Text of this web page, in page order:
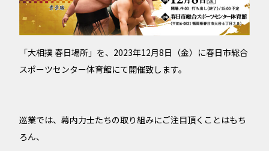
「大相撲 春日場所」を、2023年12月8日（金）に春日市総合
スポーツセンター体育館にて開催致します。
巡業では、幕内力士たちの取り組みにご注目頂くことはもち
ろん、